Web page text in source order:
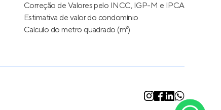
Correção de Valores pelo INCC, IGP-M e IPCA
Estimativa de valor do condomínio
Calculo do metro quadrado (m²)